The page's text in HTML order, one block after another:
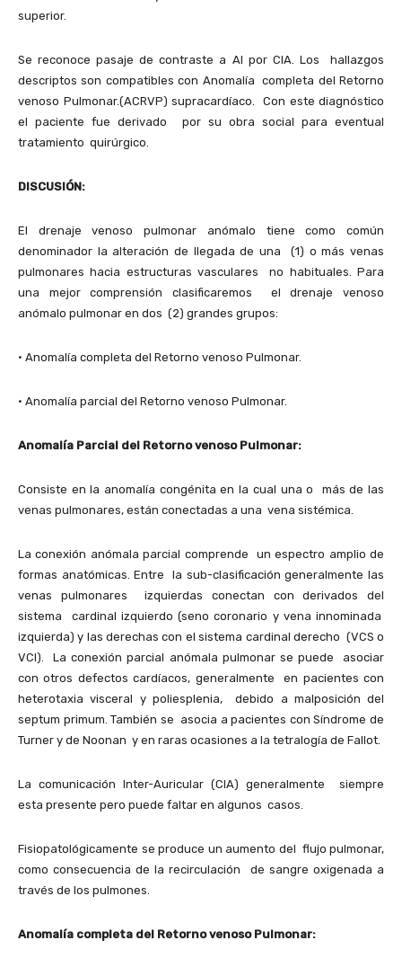
superior.
Se reconoce pasaje de contraste a AI por CIA. Los hallazgos
descriptos son compatibles con Anomalía completa del Retorno
venoso Pulmonar.(ACRVP) supracardíaco. Con este diagnóstico
el paciente fue derivado por su obra social para eventual
tratamiento quirúrgico.
DISCUSIÓN:
El drenaje venoso pulmonar anómalo tiene como común
denominador la alteración de llegada de una (1) o más venas
pulmonares hacia estructuras vasculares no habituales. Para
una mejor comprensión clasificaremos el drenaje venoso
anómalo pulmonar en dos (2) grandes grupos:
• Anomalía completa del Retorno venoso Pulmonar.
• Anomalía parcial del Retorno venoso Pulmonar.
Anomalía Parcial del Retorno venoso Pulmonar:
Consiste en la anomalía congénita en la cual una o más de las
venas pulmonares, están conectadas a una vena sistémica.
La conexión anómala parcial comprende un espectro amplio de
formas anatómicas. Entre la sub-clasificación generalmente las
venas pulmonares izquierdas conectan con derivados del
sistema cardinal izquierdo (seno coronario y vena innominada
izquierda) y las derechas con el sistema cardinal derecho (VCS o
VCI). La conexión parcial anómala pulmonar se puede asociar
con otros defectos cardíacos, generalmente en pacientes con
heterotaxia visceral y poliesplenia, debido a malposición del
septum primum. También se asocia a pacientes con Síndrome de
Turner y de Noonan y en raras ocasiones a la tetralogía de Fallot.
La comunicación Inter-Auricular (CIA) generalmente siempre
esta presente pero puede faltar en algunos casos.
Fisiopatológicamente se produce un aumento del flujo pulmonar,
como consecuencia de la recirculación de sangre oxigenada a
través de los pulmones.
Anomalía completa del Retorno venoso Pulmonar: